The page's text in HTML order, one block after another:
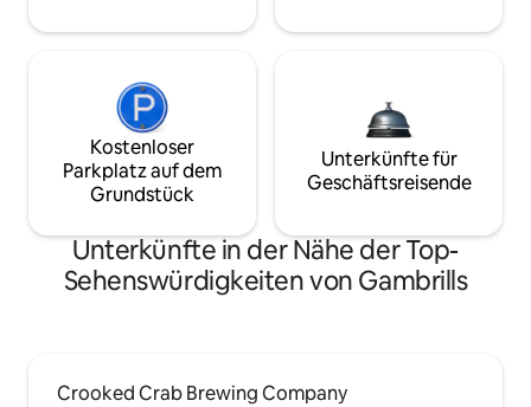
Kostenloser
Parkplatz auf dem
Grundstück
Unterkünfte für
Geschäftsreisende
Unterkünfte in der Nähe der Top-
Sehenswürdigkeiten von Gambrills
Crooked Crab Brewing Company